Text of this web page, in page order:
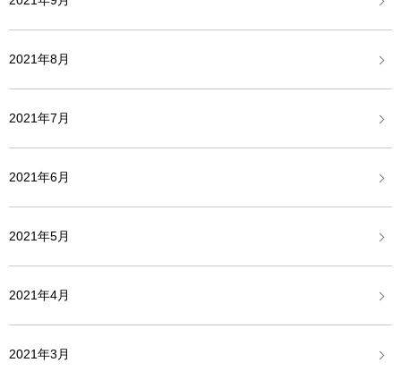
2021年8月
2021年7月
2021年6月
2021年5月
2021年4月
2021年3月